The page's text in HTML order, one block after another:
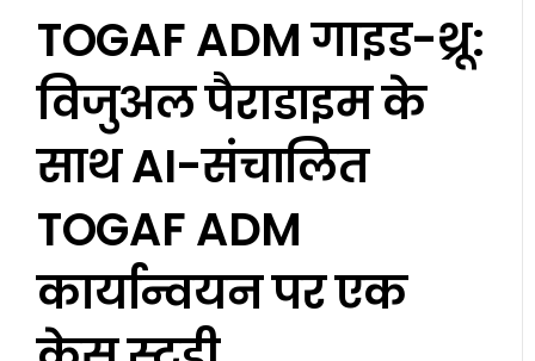
TOGAF ADM गाइड-थ्रू:
विजुअल पैराडाइम के
साथ AI-संचालित
TOGAF ADM
कार्यान्वयन पर एक